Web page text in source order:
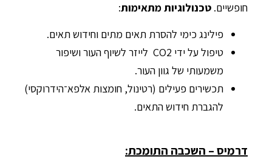
חופשיים. טכנולוגיות מתאימות:
פילינג כימי להסרת תאים מתים וחידוש תאים.
טיפול על ידי CO2 לייזר לשיוף העור ושיפור
משמעותי של גוון העור.
תכשירים פעילים (רטינול, חומצות אלפא־הידרוקסי)
להגברת חידוש התאים.
דרמיס – השכבה התומכת: